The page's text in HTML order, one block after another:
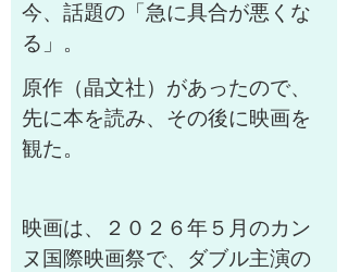
困ったときの法律知識
今、話題の「急に具合が悪くな
る」。
原作（晶文社）があったので、
先に本を読み、その後に映画を
観た。
映画は、２０２６年５月のカン
ヌ国際映画祭で、ダブル主演の